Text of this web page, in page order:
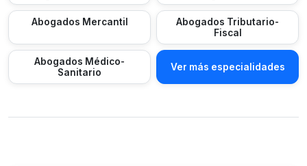
Abogados Mercantil
Abogados Tributario-
Fiscal
Abogados Médico-
Sanitario
Ver más especialidades